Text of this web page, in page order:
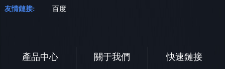
友情鏈接: 百度
產品中心 關于我們 快速鏈接